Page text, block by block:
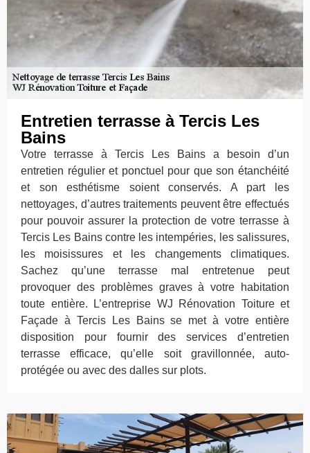
Entretien terrasse à Tercis Les
Bains
Votre terrasse à Tercis Les Bains a besoin d’un
entretien régulier et ponctuel pour que son étanchéité
et son esthétisme soient conservés. A part les
nettoyages, d’autres traitements peuvent être effectués
pour pouvoir assurer la protection de votre terrasse à
Tercis Les Bains contre les intempéries, les salissures,
les moisissures et les changements climatiques.
Sachez qu’une terrasse mal entretenue peut
provoquer des problèmes graves à votre habitation
toute entière. L’entreprise WJ Rénovation Toiture et
Façade à Tercis Les Bains se met à votre entière
disposition pour fournir des services d’entretien
terrasse efficace, qu’elle soit gravillonnée, auto-
protégée ou avec des dalles sur plots.